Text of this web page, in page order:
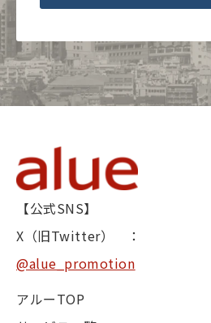
【公式SNS】
X（旧Twitter） ：
@alue_promotion
アルーTOP